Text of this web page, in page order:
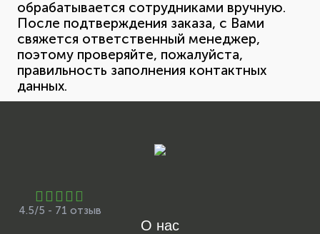
обрабатывается сотрудниками вручную.
После подтверждения заказа, с Вами
свяжется ответственный менеджер,
поэтому проверяйте, пожалуйста,
правильность заполнения контактных
данных.
4.5/5 - 71 отзыв
О нас